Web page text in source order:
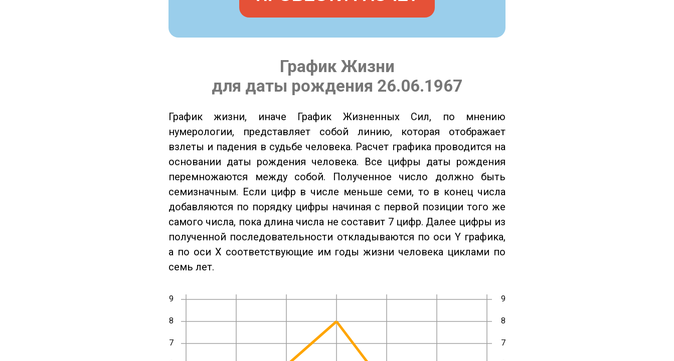
График Жизни
для даты рождения 26.06.1967
График жизни, иначе График Жизненных Сил, по мнению
нумерологии, представляет собой линию, которая отображает
взлеты и падения в судьбе человека. Расчет графика проводится на
основании даты рождения человека. Все цифры даты рождения
перемножаются между собой. Полученное число должно быть
семизначным. Если цифр в числе меньше семи, то в конец числа
добавляются по порядку цифры начиная с первой позиции того же
самого числа, пока длина числа не составит 7 цифр. Далее цифры из
полученной последовательности откладываются по оси Y графика,
а по оси X соответствующие им годы жизни человека циклами по
семь лет.